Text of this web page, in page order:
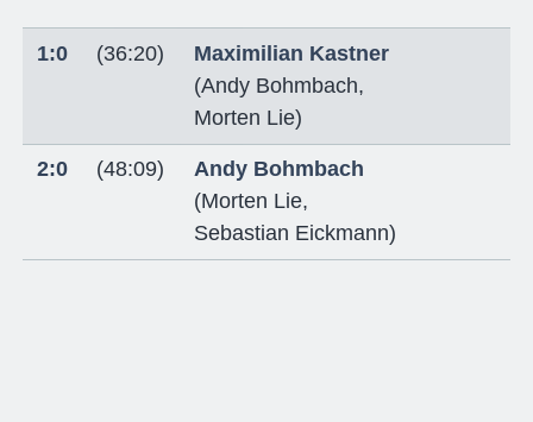
1:0 (36:20)
Maximilian Kastner
(Andy Bohmbach,
Morten Lie)
2:0 (48:09)
Andy Bohmbach
(Morten Lie,
Sebastian Eickmann)